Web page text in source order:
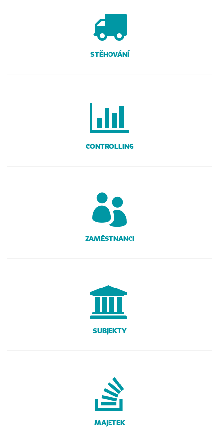
STĚHOVÁNÍ
CONTROLLING
ZAMĚSTNANCI
SUBJEKTY
MAJETEK